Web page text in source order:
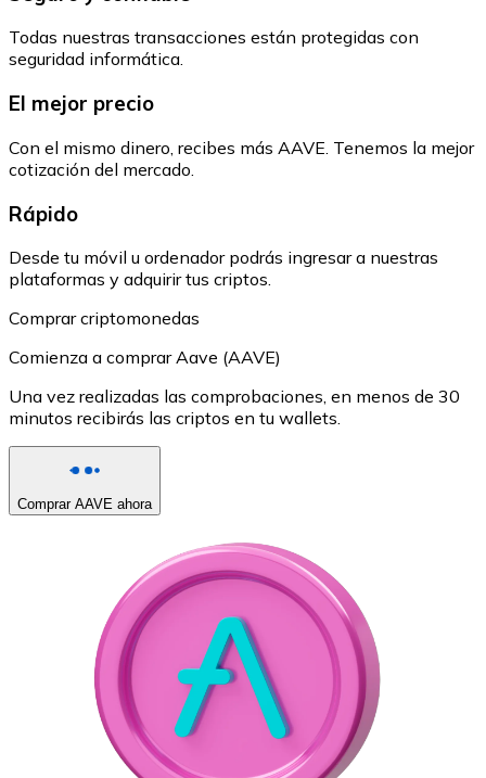
Todas nuestras transacciones están protegidas con
seguridad informática.
El mejor precio
Con el mismo dinero, recibes más AAVE. Tenemos la mejor
cotización del mercado.
Rápido
Desde tu móvil u ordenador podrás ingresar a nuestras
plataformas y adquirir tus criptos.
Comprar criptomonedas
Comienza a comprar Aave (AAVE)
Una vez realizadas las comprobaciones, en menos de 30
minutos recibirás las criptos en tu wallets.
Comprar AAVE ahora